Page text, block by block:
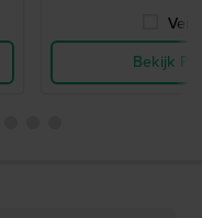
Bekijk